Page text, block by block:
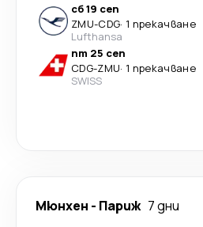
сб 19 сеп
ZMU-CDG· 1 прекачване
Lufthansa
пт 25 сеп
CDG-ZMU· 1 прекачване
SWISS
Мюнхен - Париж 7 дни